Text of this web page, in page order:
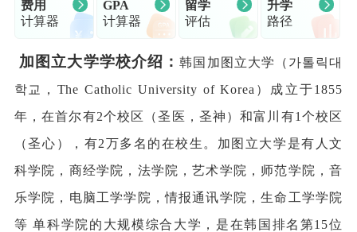
费用
计算器
GPA
计算器
留学
评估
升学
路径
加图立大学学校介绍：韩国加图立大学（가톨릭대
학교，The Catholic University of Korea）成立于1855
年，在首尔有2个校区（圣医，圣神）和富川有1个校区
（圣心），有2万多名的在校生。加图立大学是有人文
科学院，商经学院，法学院，艺术学院，师范学院，音
乐学院，电脑工学学院，情报通讯学院，生命工学学院
等 单科学院的大规模综合大学，是在韩国排名第15位